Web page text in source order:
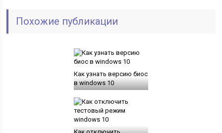
Похожие публикации
Как узнать версию биос
в windows 10